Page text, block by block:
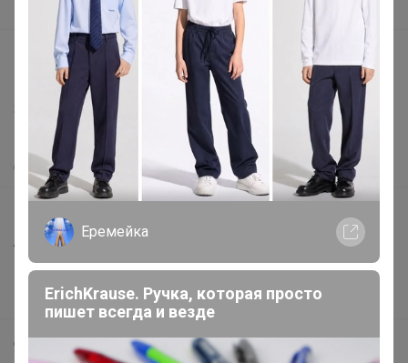
Вакансии
support@24-ok.ru
Написать в поддержку
Защита покупателя
Помощь
О нас
Анонсы
Новости
Поддержка альпак
Самое выгодное
Еремейка
ErichKrause. Ручка, которая просто
пишет всегда и везде